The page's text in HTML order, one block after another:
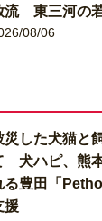
流 東三河の
08/06
災した犬猫と
犬ハピ、熊
る豊田「
援